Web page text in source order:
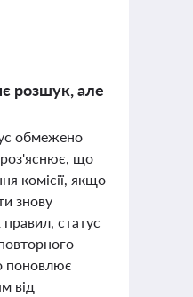
розшук, але
обмежено
що
комісії, якщо
знову
статус
поновлює
від